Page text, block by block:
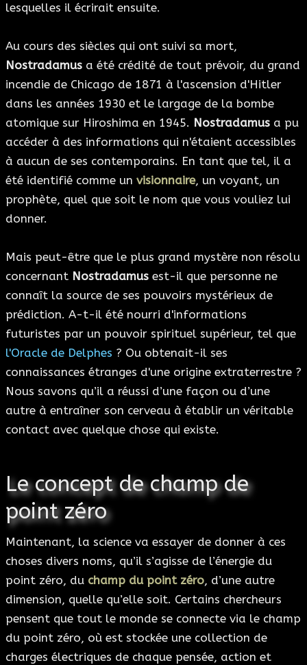
lesquelles il écrirait ensuite.
Au cours des siècles qui ont suivi sa mort,
Nostradamus a été crédité de tout prévoir, du grand
incendie de Chicago de 1871 à l'ascension d'Hitler
dans les années 1930 et le largage de la bombe
atomique sur Hiroshima en 1945. Nostradamus a pu
accéder à des informations qui n'étaient accessibles
à aucun de ses contemporains. En tant que tel, il a
été identifié comme un visionnaire, un voyant, un
prophète, quel que soit le nom que vous vouliez lui
donner.
Mais peut-être que le plus grand mystère non résolu
concernant Nostradamus est-il que personne ne
connaît la source de ses pouvoirs mystérieux de
prédiction. A-t-il été nourri d'informations
futuristes par un pouvoir spirituel supérieur, tel que
l'Oracle de Delphes ? Ou obtenait-il ses
connaissances étranges d'une origine extraterrestre ?
Nous savons qu’il a réussi d’une façon ou d’une
autre à entraîner son cerveau à établir un véritable
contact avec quelque chose qui existe.
Le concept de champ de
point zéro
Maintenant, la science va essayer de donner à ces
choses divers noms, qu’il s’agisse de l’énergie du
point zéro, du champ du point zéro, d’une autre
dimension, quelle qu’elle soit. Certains chercheurs
pensent que tout le monde se connecte via le champ
du point zéro, où est stockée une collection de
charges électriques de chaque pensée, action et